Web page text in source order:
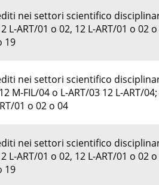
nei settori scientifico
L-ART/01 o 02, 12 L-ART/01 o 02
19
nei settori scientifico
M-FIL/04 o L-ART/03 12 L-ART/
01 o 02 o 04
nei settori scientifico
L-ART/01 o 02, 12 L-ART/01 o 02
19